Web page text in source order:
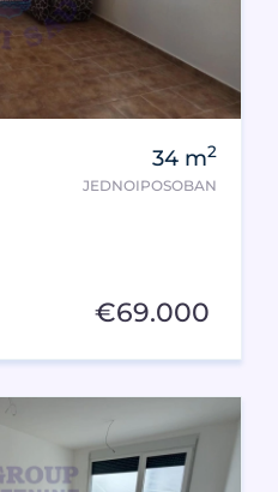
34 m2
JEDNOIPOSOBAN
€69.000